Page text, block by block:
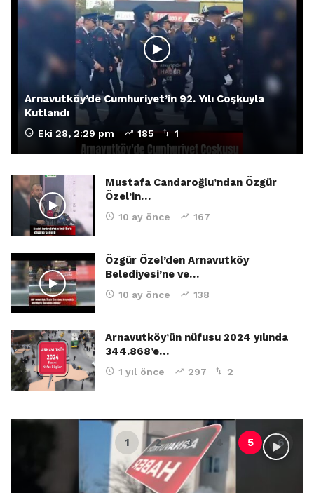
Arnavutköy’de Cumhuriyet’in 92. Yılı Coşkuyla
Kutlandı
Eki 28, 2:29 pm 185 1
Mustafa Candaroğlu’ndan Özgür
Özel’in…
10 ay önce 167
Özgür Özel’den Arnavutköy
Belediyesi’ne ve…
10 ay önce 138
Arnavutköy’ün nüfusu 2024 yılında
344.868’e…
1 yıl önce 297 2